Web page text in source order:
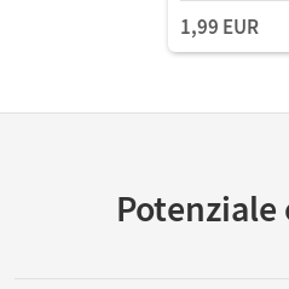
1,99 EUR